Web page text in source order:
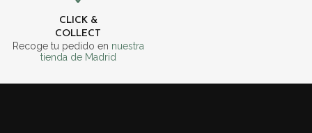
CLICK &
COLLECT
Recoge tu pedido en nuestra
tienda de Madrid